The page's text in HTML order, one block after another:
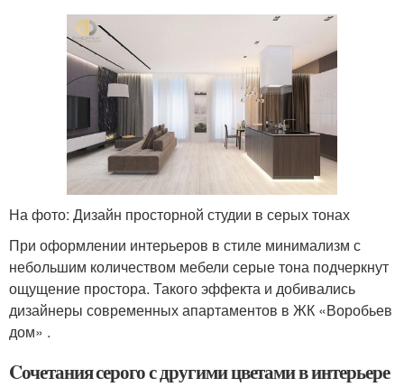
На фото: Дизайн просторной студии в серых тонах
При оформлении интерьеров в стиле минимализм с
небольшим количеством мебели серые тона подчеркнут
ощущение простора. Такого эффекта и добивались
дизайнеры современных апартаментов в ЖК «Воробьев
дом» .
Cочетания серого с другими цветами в интерьере